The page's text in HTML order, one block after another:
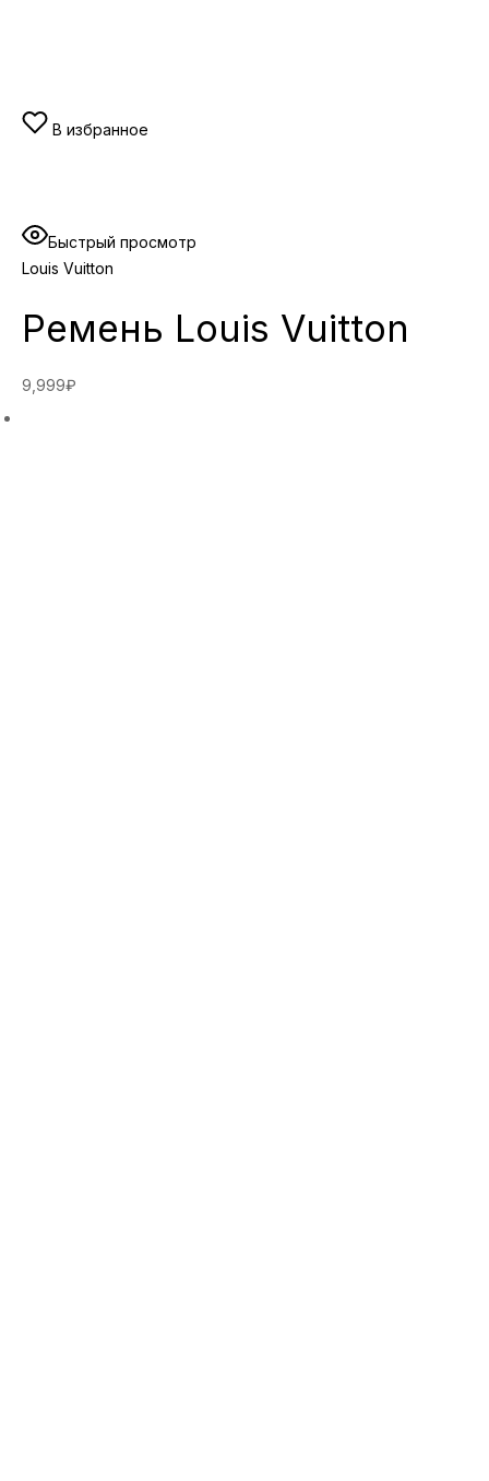
В избранное
Быстрый просмотр
Louis Vuitton
Ремень Louis Vuitton
9,999₽